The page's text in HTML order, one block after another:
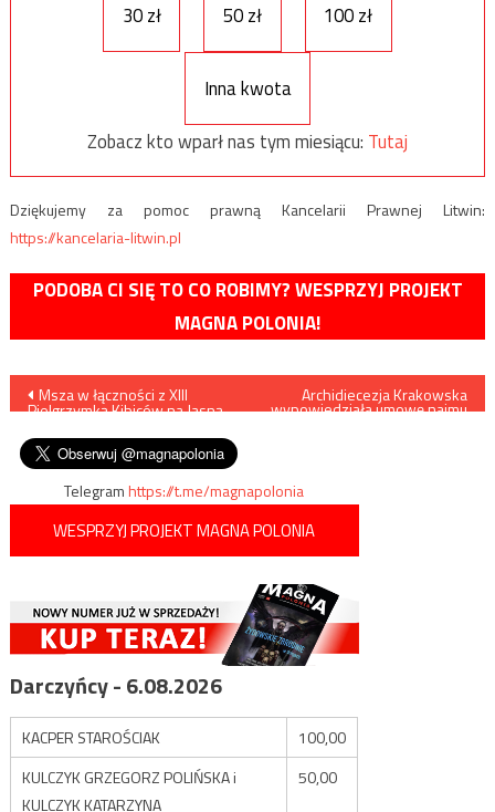
30 zł
50 zł 100 zł
Inna kwota
Zobacz kto wparł nas tym miesiącu: Tutaj
Dziękujemy za pomoc prawną Kancelarii Prawnej Litwin:
https://kancelaria-litwin.pl
PODOBA CI SIĘ TO CO ROBIMY? WESPRZYJ PROJEKT
MAGNA POLONIA!
Nawigacja
wpisu
Msza w łączności z XIII
Pielgrzymką Kibiców na Jasną
Archidiecezja Krakowska
wypowiedziała umowę najmu
Telegramhttps://t.me/magnapolonia
WESPRZYJ PROJEKT MAGNA POLONIA
Darczyńcy - 6.08.2026
KACPER STAROŚCIAK
100,00
KULCZYK GRZEGORZ POLIŃSKA i
KULCZYK KATARZYNA
50,00